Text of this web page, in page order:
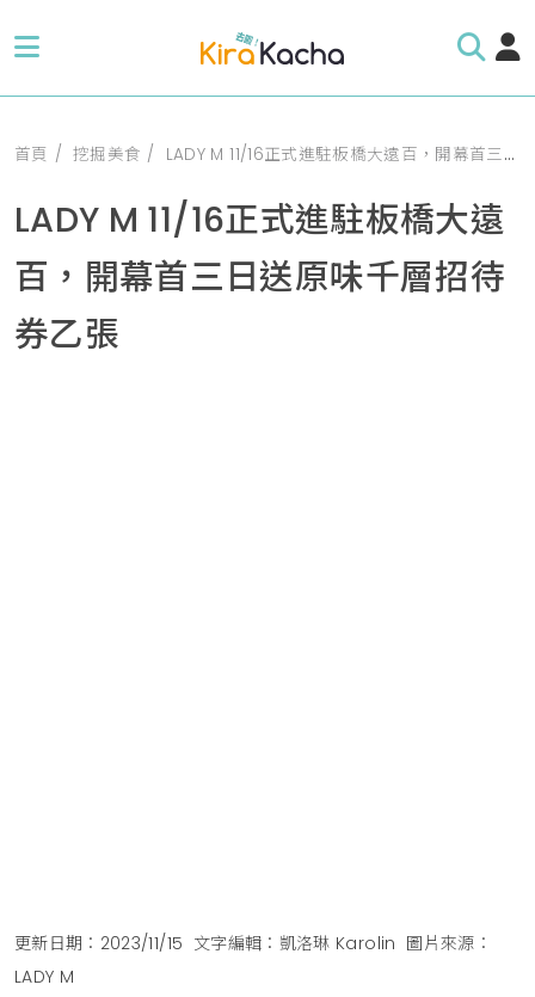
首頁 挖掘美食 LADY M 11/16正式進駐板橋大遠百，開幕首三日送原味千層招待券乙張
LADY M 11/16正式進駐板橋大遠
百，開幕首三日送原味千層招待
券乙張
更新日期：2023/11/15 文字編輯：凱洛琳 Karolin 圖片來源：
LADY M